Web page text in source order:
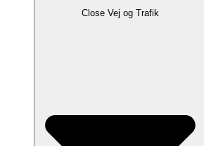
Close Vej og Trafik